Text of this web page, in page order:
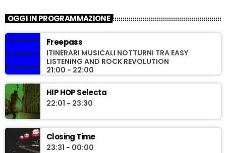
OGGI IN PROGRAMMAZIONE
Freepass
ITINERARI MUSICALI NOTTURNI TRA EASY
LISTENING AND ROCK REVOLUTION
21:00 - 22:00
HIP HOP Selecta
22:01 - 23:30
Closing Time
23:31 - 00:00